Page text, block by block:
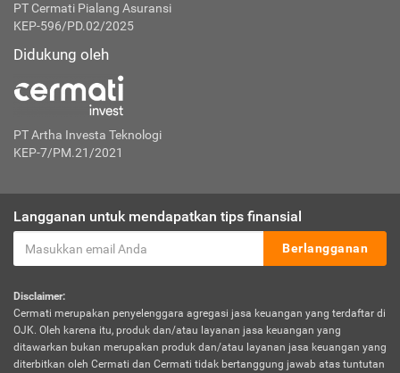
PT Cermati Pialang Asuransi
KEP-596/PD.02/2025
Didukung oleh
PT Artha Investa Teknologi
KEP-7/PM.21/2021
Langganan untuk mendapatkan tips finansial
Berlangganan
Disclaimer:
Cermati merupakan penyelenggara agregasi jasa keuangan yang terdaftar di
OJK. Oleh karena itu, produk dan/atau layanan jasa keuangan yang
ditawarkan bukan merupakan produk dan/atau layanan jasa keuangan yang
diterbitkan oleh Cermati dan Cermati tidak bertanggung jawab atas tuntutan